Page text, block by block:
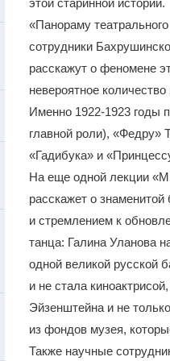
этой старинной истории.
«Панораму
сотрудники
расскажут о феномене
невероятное
Именно 1922-1923 годы
главной роли), «Федру»
«Гадибука» и
На еще одной лекции
расскажет о
и стремлением к
танца: Галина Уланова
одной великой русской
и не стала
Эйзенштейна и не
из фондов музея,
Также научные